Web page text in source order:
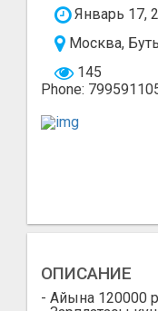
Январь 17,
Москва,
145
Phone:
ОПИСАНИЕ
- Айына 120000